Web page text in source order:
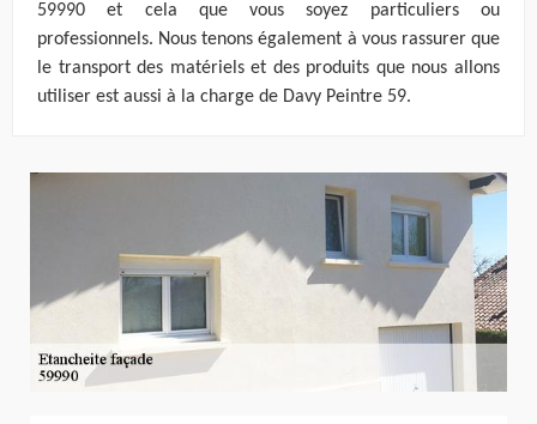
59990 et cela que vous soyez particuliers ou
professionnels. Nous tenons également à vous rassurer que
le transport des matériels et des produits que nous allons
utiliser est aussi à la charge de Davy Peintre 59.